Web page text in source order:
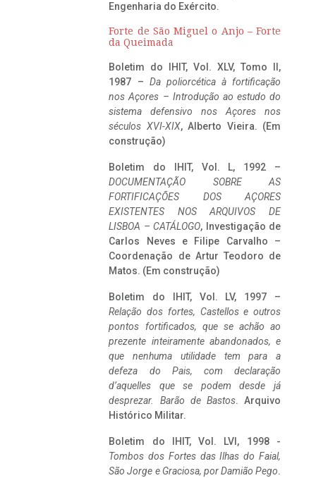
Engenharia do Exército.
Forte de São Miguel o Anjo – Forte
da Queimada
Boletim do IHIT, Vol. XLV, Tomo II,
1987 – Da poliorcética à fortificação
nos Açores – Introdução ao estudo do
sistema defensivo nos Açores nos
séculos XVI-XIX, Alberto Vieira. (Em
construção)
Boletim do IHIT, Vol. L, 1992 –
DOCUMENTAÇÃO SOBRE AS
FORTIFICAÇÕES DOS AÇORES
EXISTENTES NOS ARQUIVOS DE
LISBOA – CATÁLOGO, Investigação de
Carlos Neves e Filipe Carvalho –
Coordenação de Artur Teodoro de
Matos. (Em construção)
Boletim do IHIT, Vol. LV, 1997 –
Relação dos fortes, Castellos e outros
pontos fortificados, que se achão ao
prezente inteiramente abandonados, e
que nenhuma utilidade tem para a
defeza do Pais, com declaração
d’aquelles que se podem desde já
desprezar. Barão de Bastos. Arquivo
Histórico Militar.
Boletim do IHIT, Vol. LVI, 1998 -
Tombos dos Fortes das Ilhas do Faial,
São Jorge e Graciosa, por Damião Pego.